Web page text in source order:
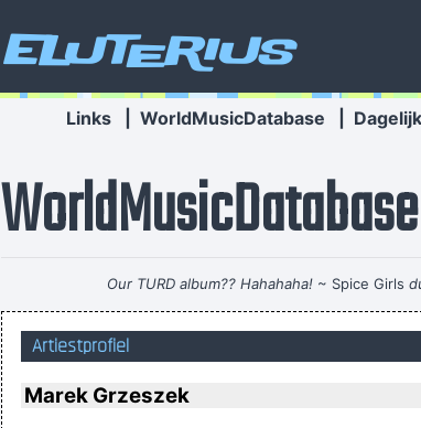
Eluterius
Links WorldMusicDatabase
WorldMusicDatabase
Our TURD album?? Hahahaha! ~ Spice Girls
If I ever get to go to the moon, I'll
Artiestprofiel
Marek Grzeszek